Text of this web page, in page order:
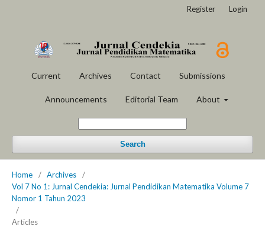
Current Archives Contact Submissions
Announcements Editorial Team About
Search
Register Login
Home / Archives
/
Vol 7 No 1: Jurnal Cendekia: Jurnal Pendidikan Matematika Volume 7
Nomor 1 Tahun 2023
/
Articles